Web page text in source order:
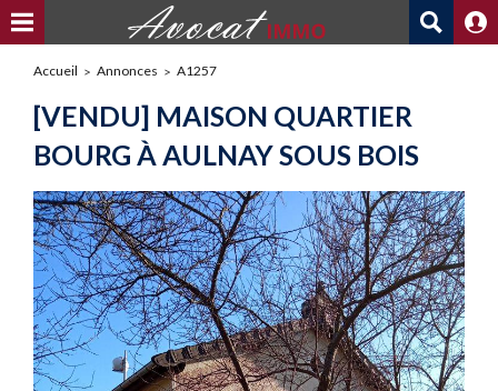
Accueil Annonces A1257
[VENDU] MAISON QUARTIER
BOURG À AULNAY SOUS BOIS